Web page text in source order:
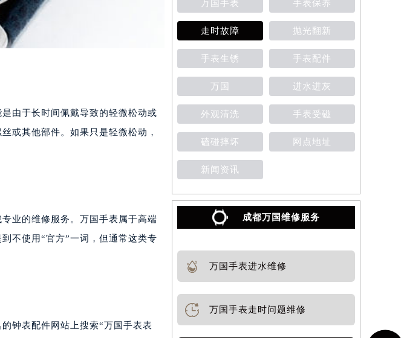
由于长时间佩戴导致的轻微松动或
或其他部件。如果只是轻微松动，
业的维修服务。万国手表属于高端
不使用“官方”一词，但通常这类专
钟表配件网站上搜索“万国手表表
万国手表 手表保养
走时故障 抛光翻新
手表生锈 手表配件
万国 进水进灰
外观清洗 手表受磁
磕碰摔坏 网点地址
新闻资讯
成都万国维修服务
万国手表进水维修
万国手表走时问题维修